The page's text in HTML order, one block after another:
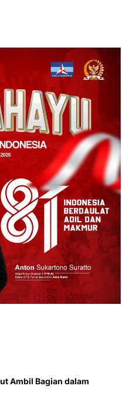
Ambil Bagian dalam